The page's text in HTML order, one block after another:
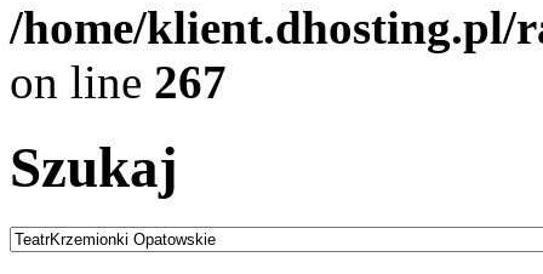
/home/klient.dhosting.pl/
on line 267
Szukaj